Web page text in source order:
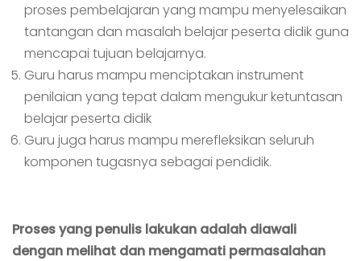
proses pembelajaran yang mampu menyelesaikan
tantangan dan masalah belajar peserta didik guna
mencapai tujuan belajarnya.
Guru harus mampu menciptakan instrument
penilaian yang tepat dalam mengukur ketuntasan
belajar peserta didik
Guru juga harus mampu merefleksikan seluruh
komponen tugasnya sebagai pendidik.
Proses yang penulis lakukan adalah diawali
dengan melihat dan mengamati permasalahan